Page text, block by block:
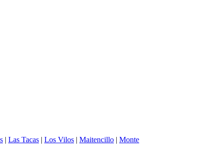
| Las Tacas | Los Vilos | Maitencillo | Monte